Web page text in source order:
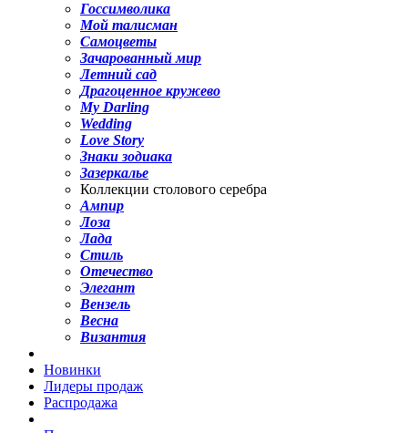
Госсимволика
Мой талисман
Самоцветы
Зачарованный мир
Летний сад
Драгоценное кружево
My Darling
Wedding
Love Story
Знаки зодиака
Зазеркалье
Коллекции столового серебра
Ампир
Лоза
Лада
Стиль
Отечество
Элегант
Вензель
Весна
Византия
Новинки
Лидеры продаж
Распродажа